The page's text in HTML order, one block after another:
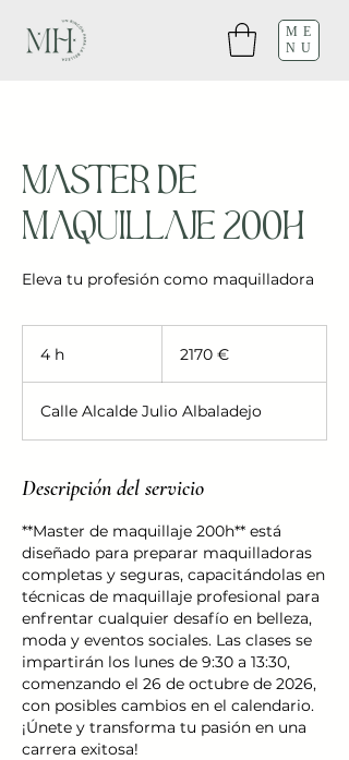
ME
NU
Master de
maquillaje 200h
Eleva tu profesión como maquilladora
4 h 2170 €
Calle Alcalde Julio Albaladejo
Descripción del servicio
**Master de maquillaje 200h** está
diseñado para preparar maquilladoras
completas y seguras, capacitándolas en
técnicas de maquillaje profesional para
enfrentar cualquier desafío en belleza,
moda y eventos sociales. Las clases se
impartirán los lunes de 9:30 a 13:30,
comenzando el 26 de octubre de 2026,
con posibles cambios en el calendario.
¡Únete y transforma tu pasión en una
carrera exitosa!